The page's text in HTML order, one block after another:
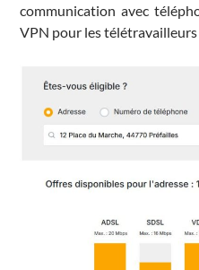
communication avec
VPN pour les télétravailleurs